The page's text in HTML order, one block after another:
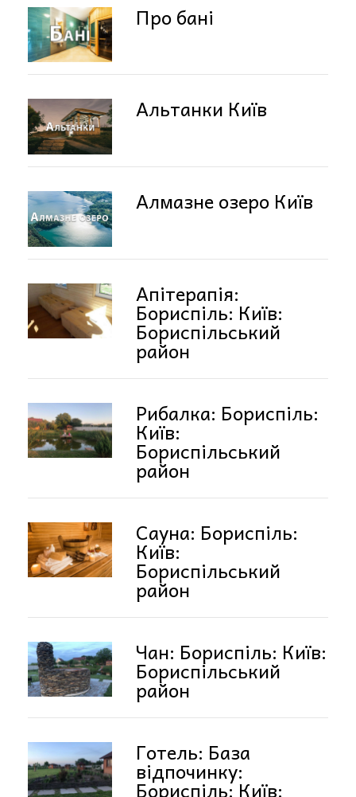
Про бані
Альтанки Київ
Алмазне озеро Київ
Апітерапія:
Бориспіль: Київ:
Бориспільський
район
Рибалка: Бориспіль:
Київ:
Бориспільський
район
Сауна: Бориспіль:
Київ:
Бориспільський
район
Чан: Бориспіль: Київ:
Бориспільський
район
Готель: База
відпочинку:
Бориспіль: Київ: